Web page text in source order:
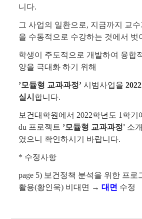
니다.
그 사업의 일환으로, 지금까지 교
을 수동적으로 수강하는 것에서 벗
학생이 주도적으로 개발하여 융합
양을 극대화 하기 위해
’모듈형 교과과정’시범사업을
실시 합니다.
보건대학원에서 2022학년도 1학기
du 프로젝트 ’모듈형 교과과정' 소
였으니 확인하시기 바랍니다.
* 수정사항
page 5) 보건정책 분석을 위한 프로
활용(황인욱) 비대면 →대면 수정